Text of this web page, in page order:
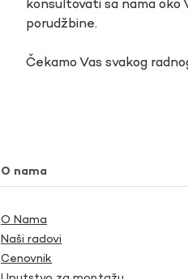
konsultovati sa nama oko
porudžbine.
Čekamo Vas svakog
O nama
O Nama
Naši radovi
Cenovnik